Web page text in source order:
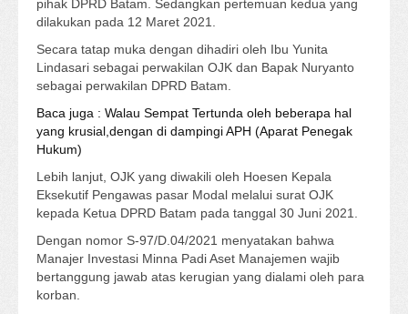
pihak DPRD Batam. Sedangkan pertemuan kedua yang
dilakukan pada 12 Maret 2021.
Secara tatap muka dengan dihadiri oleh Ibu Yunita
Lindasari sebagai perwakilan OJK dan Bapak Nuryanto
sebagai perwakilan DPRD Batam.
Baca juga : Walau Sempat Tertunda oleh beberapa hal
yang krusial,dengan di dampingi APH (Aparat Penegak
Hukum)
Lebih lanjut, OJK yang diwakili oleh Hoesen Kepala
Eksekutif Pengawas pasar Modal melalui surat OJK
kepada Ketua DPRD Batam pada tanggal 30 Juni 2021.
Dengan nomor S-97/D.04/2021 menyatakan bahwa
Manajer Investasi Minna Padi Aset Manajemen wajib
bertanggung jawab atas kerugian yang dialami oleh para
korban.